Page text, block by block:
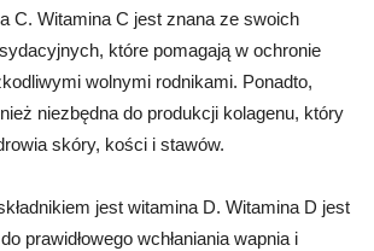
C. Witamina C jest znana ze swoich
które pomagają w ochronie
wolnymi rodnikami. Ponadto,
niezbędna do produkcji kolagenu, który
skóry, kości i stawów.
jest witamina D. Witamina D jest
prawidłowego wchłaniania wapnia i